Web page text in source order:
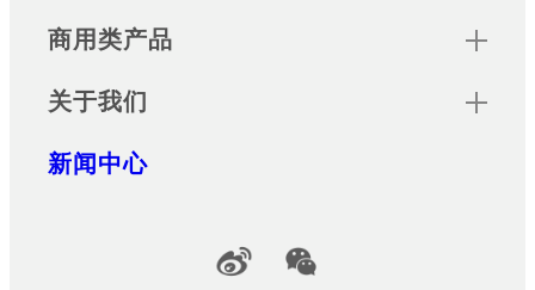
商用类产品
关于我们
新闻中心
Official Social Media Accounts